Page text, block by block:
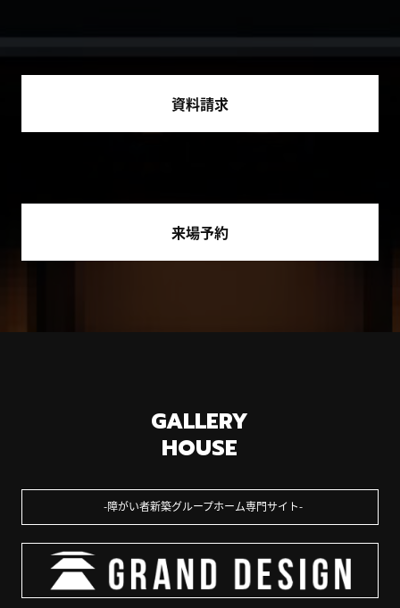
資料請求
来場予約
GALLERY
HOUSE
障がい者新築グループホーム専門サイト